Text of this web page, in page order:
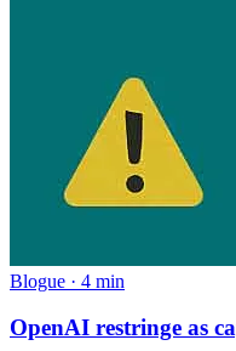
Blogue · 4 min
OpenAI restringe as